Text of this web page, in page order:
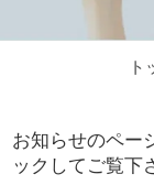
ト
お知らせのペー
ックしてご覧下